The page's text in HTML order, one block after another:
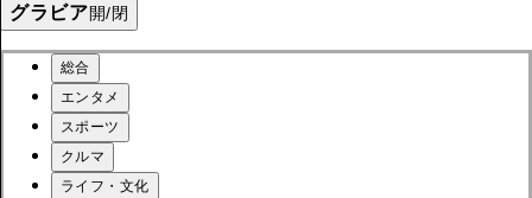
グラビア開/閉
総合
エンタメ
スポーツ
クルマ
ライフ・文化